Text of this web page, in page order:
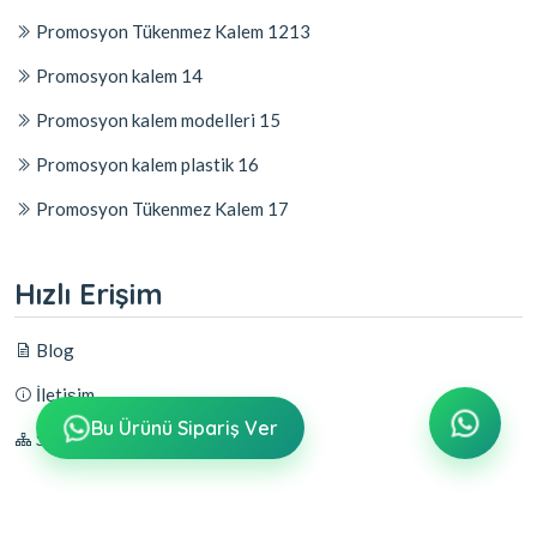
Bu Ürünü Sipariş Ver
Promosyon Tükenmez Kalem 1213
Promosyon kalem 14
Promosyon kalem modelleri 15
Promosyon kalem plastik 16
Promosyon Tükenmez Kalem 17
Hızlı Erişim
Blog
İletişim
Sitemap